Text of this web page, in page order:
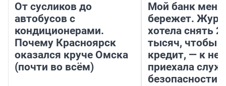
От сусликов до
автобусов с
кондиционерами.
Почему Красноярск
оказался круче Омска
(почти во всём)
Мой банк меня
бережет.
хотела снять
тысяч, чтобы
кредит, — к
приехала
безопасности